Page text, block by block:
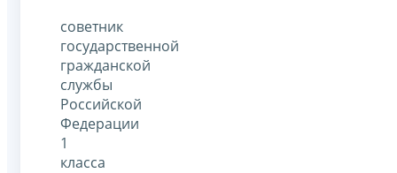
советник
государственной
гражданской
службы
Российской
Федерации
1
класса